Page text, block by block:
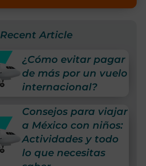
Recent Article
¿Cómo evitar pagar
de más por un vuelo
internacional?
Consejos para viajar
a México con niños:
Actividades y todo
lo que necesitas